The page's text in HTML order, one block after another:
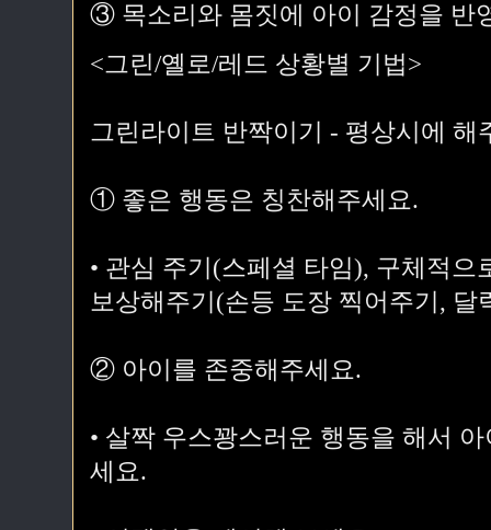
③ 목소리와 몸짓에 아이 감정을 반
<그린/옐로/레드 상황별 기법>
그린라이트 반짝이기 - 평상시에 해
① 좋은 행동은 칭찬해주세요.
• 관심 주기(스페셜 타임), 구체적
보상해주기(손등 도장 찍어주기, 달
② 아이를 존중해주세요.
• 살짝 우스꽝스러운 행동을 해서
세요.